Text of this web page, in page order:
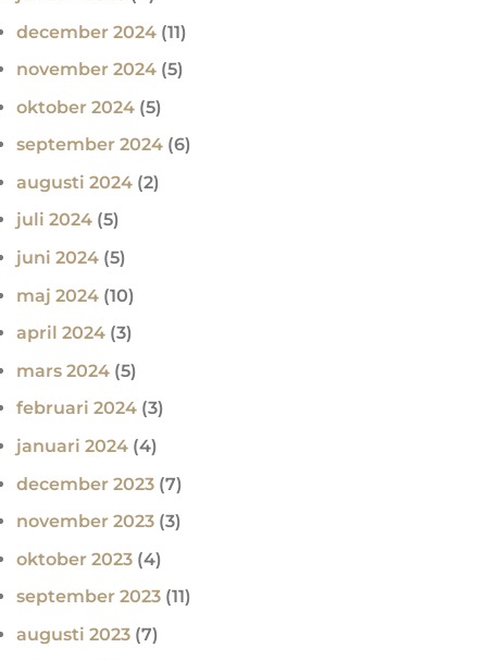
december 2024 (11)
november 2024 (5)
oktober 2024 (5)
september 2024 (6)
augusti 2024 (2)
juli 2024 (5)
juni 2024 (5)
maj 2024 (10)
april 2024 (3)
mars 2024 (5)
februari 2024 (3)
januari 2024 (4)
december 2023 (7)
november 2023 (3)
oktober 2023 (4)
september 2023 (11)
augusti 2023 (7)